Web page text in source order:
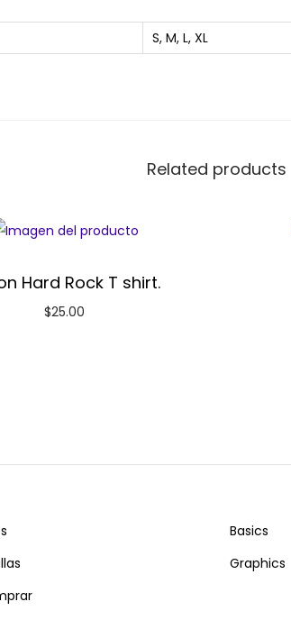
S, M, L, XL
Related products
Hard Rock T shirt.
$25.00
Basics
Graphics